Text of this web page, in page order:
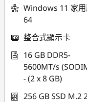
Windows 11 家
64
整合式顯示卡
16 GB DDR5-
5600MT/s
- (2 x 8 GB)
256 GB SSD M.2